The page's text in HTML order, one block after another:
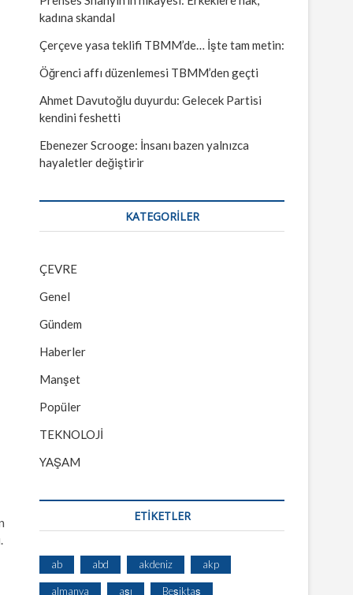
kadına skandal
Çerçeve yasa teklifi TBMM’de… İşte tam metin:
Öğrenci affı düzenlemesi TBMM’den geçti
Ahmet Davutoğlu duyurdu: Gelecek Partisi
kendini feshetti
Ebenezer Scrooge: İnsanı bazen yalnızca
hayaletler değiştirir
KATEGORILER
ÇEVRE
Genel
Gündem
Haberler
Manşet
Popüler
TEKNOLOJİ
YAŞAM
ETİKETLER
ab abd akdeniz akp
almanya aşı Beşiktaş